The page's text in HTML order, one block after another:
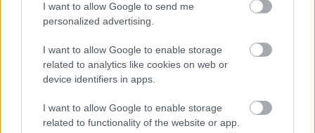
I want to allow Google to send me
personalized advertising.
I want to allow Google to enable storage
related to analytics like cookies on web or
device identifiers in apps.
I want to allow Google to enable storage
related to functionality of the website or app.
FORMA-1
szemléltette a család fontosságát